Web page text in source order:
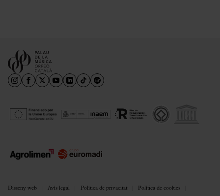
Disseny web Avís legal Política de privacitat Política de cookies